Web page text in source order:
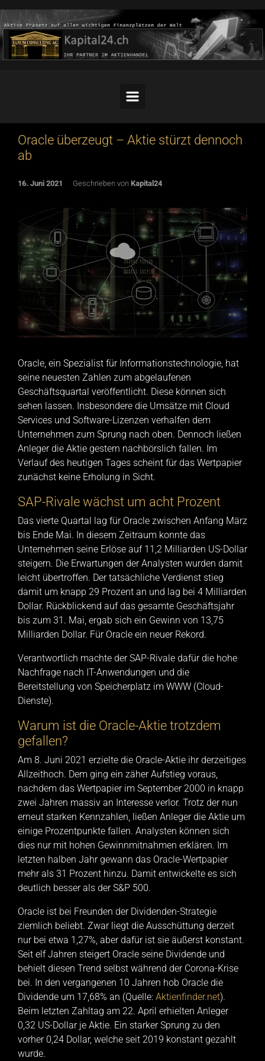
Skip to main content
Oracle überzeugt – Aktie stürzt dennoch
ab
16. Juni 2021 Geschrieben von Kapital24
Oracle, ein Spezialist für Informationstechnologie, hat
seine neuesten Zahlen zum abgelaufenen
Geschäftsquartal veröffentlicht. Diese können sich
sehen lassen. Insbesondere die Umsätze mit Cloud
Services und Software-Lizenzen verhalfen dem
Unternehmen zum Sprung nach oben. Dennoch ließen
Anleger die Aktie gestern nachbörslich fallen. Im
Verlauf des heutigen Tages scheint für das Wertpapier
zunächst keine Erholung in Sicht.
SAP-Rivale wächst um acht Prozent
Das vierte Quartal lag für Oracle zwischen Anfang März
bis Ende Mai. In diesem Zeitraum konnte das
Unternehmen seine Erlöse auf 11,2 Milliarden US-Dollar
steigern. Die Erwartungen der Analysten wurden damit
leicht übertroffen. Der tatsächliche Verdienst stieg
damit um knapp 29 Prozent an und lag bei 4 Milliarden
Dollar. Rückblickend auf das gesamte Geschäftsjahr
bis zum 31. Mai, ergab sich ein Gewinn von 13,75
Milliarden Dollar. Für Oracle ein neuer Rekord.
Verantwortlich machte der SAP-Rivale dafür die hohe
Nachfrage nach IT-Anwendungen und die
Bereitstellung von Speicherplatz im WWW (Cloud-
Dienste).
Warum ist die Oracle-Aktie trotzdem
gefallen?
Am 8. Juni 2021 erzielte die Oracle-Aktie ihr derzeitiges
Allzeithoch. Dem ging ein zäher Aufstieg voraus,
nachdem das Wertpapier im September 2000 in knapp
zwei Jahren massiv an Interesse verlor. Trotz der nun
erneut starken Kennzahlen, ließen Anleger die Aktie um
einige Prozentpunkte fallen. Analysten können sich
dies nur mit hohen Gewinnmitnahmen erklären. Im
letzten halben Jahr gewann das Oracle-Wertpapier
mehr als 31 Prozent hinzu. Damit entwickelte es sich
deutlich besser als der S&P 500.
Oracle ist bei Freunden der Dividenden-Strategie
ziemlich beliebt. Zwar liegt die Ausschüttung derzeit
nur bei etwa 1,27%, aber dafür ist sie äußerst konstant.
Seit elf Jahren steigert Oracle seine Dividende und
behielt diesen Trend selbst während der Corona-Krise
bei. In den vergangenen 10 Jahren hob Oracle die
Dividende um 17,68% an (Quelle: Aktienfinder.net).
Beim letzten Zahltag am 22. April erhielten Anleger
0,32 US-Dollar je Aktie. Ein starker Sprung zu den
vorher 0,24 Dollar, welche seit 2019 konstant gezahlt
wurde.